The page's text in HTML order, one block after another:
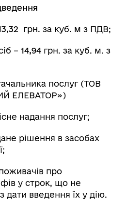
грн. за куб. м з ПДВ;
– 14,94грн. за куб. м. з
послуг (ТОВ
ЕЛЕВАТОР»)
надання послуг;
рішення в засобах
про
у строк, що не
дати введення їх у дію.